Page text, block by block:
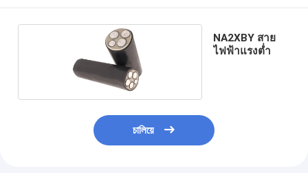
NA2XBY สาย
ไฟฟ้าแรงต่ำ
চালিয়ে